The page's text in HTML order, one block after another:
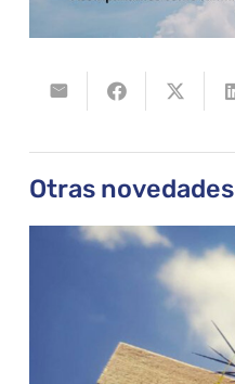
Otras novedades